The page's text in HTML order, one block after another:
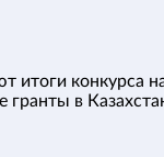
итоги конкурса
гранты в